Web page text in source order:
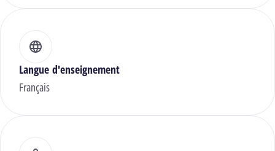
Langue d'enseignement
Français